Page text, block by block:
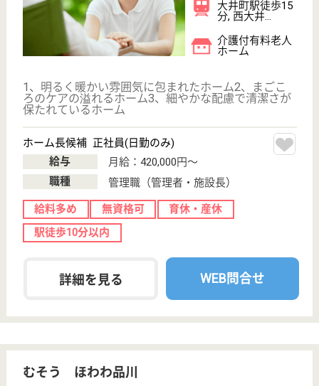
サイトマップ 利用規約
プライバシーポリシー 運営会社
看護師の求人・転職なら
『クリックジョブ看護』
介護職求人支援サービス『クリックジョブ介護』運営会社:
ライフワンズ株式会社 ( 厚生労働大臣許可 )13- ユ -303765
Copyright©LifeOnes Ltd. All Rights Reserved